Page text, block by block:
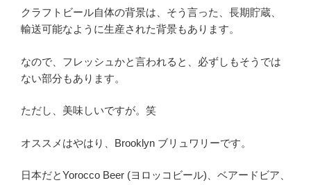
クラフトビール自体の背景は、そう言った、長期貯蔵、
輸送可能なように生産された背景もあります。
なので、フレッシュかと言われると、必ずしもそうでは
ない部分もあります。
ただし、美味しいですが。笑
オススメはやはり、Brooklyn ブリュワリーです。
日本だとYorocco Beer (ヨロッコビール)、ベアードビア、